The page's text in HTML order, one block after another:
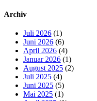
Archiv
Juli 2026 (1)
Juni 2026 (6)
April 2026 (4)
Januar 2026 (1)
August 2025 (2)
Juli 2025 (4)
Juni 2025 (5)
Mai 2025 (1)